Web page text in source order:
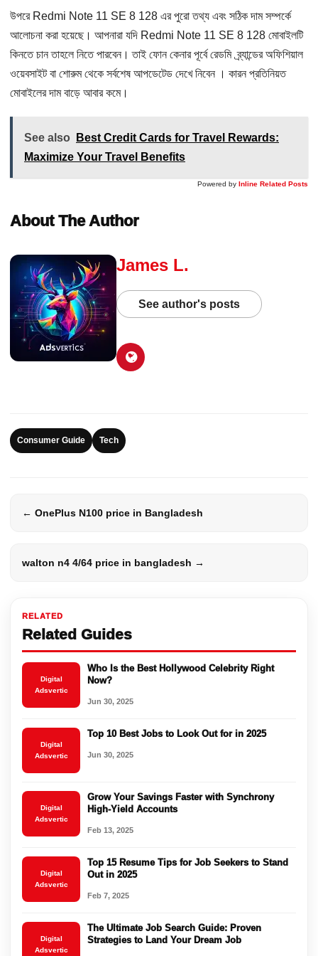
RELATED
Related Guides
Digital
Adsvertic
Who Is the Best Hollywood Celebrity Right
Now?
Jun 30, 2025
Digital
Adsvertic
Top 10 Best Jobs to Look Out for in 2025
Jun 30, 2025
Digital
Adsvertic
Grow Your Savings Faster with Synchrony
High-Yield Accounts
Feb 13, 2025
Digital
Adsvertic
Top 15 Resume Tips for Job Seekers to Stand
Out in 2025
Feb 7, 2025
Digital
Adsvertic
The Ultimate Job Search Guide: Proven
Strategies to Land Your Dream Job
উপরে Redmi Note 11 SE 8 128 এর পুরো তথ্য এবং সঠিক দাম সম্পর্কে
আলোচনা করা হয়েছে। আপনারা যদি Redmi Note 11 SE 8 128 মোবাইলটি
কিনতে চান তাহলে নিতে পারবেন। তাই ফোন কেনার পূর্বে রেডমি ব্র্যান্ডের অফিশিয়াল
ওয়েবসাইট বা শোরুম থেকে সর্বশেষ আপডেটেড দেখে নিবেন । কারন প্রতিনিয়ত
মোবাইলের দাম বাড়ে আবার কমে।
See also
Best Credit Cards for Travel Rewards:
Maximize Your Travel Benefits
Powered by Inline Related Posts
About The Author
James L.
See author's posts
Consumer Guide Tech
← OnePlus N100 price in Bangladesh
walton n4 4/64 price in bangladesh →